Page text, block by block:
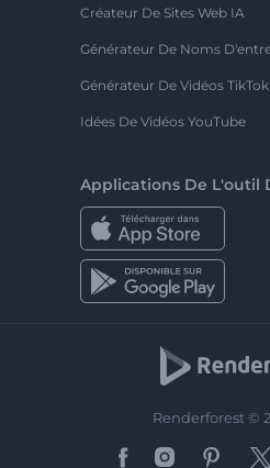
Créateur De Sites Web IA
Générateur De Noms
Générateur De Vidéos
Idées De Vidéos YouTube
Applications De L'outil
Renderforest ©